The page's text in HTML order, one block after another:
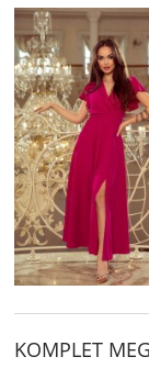
KOMPLET